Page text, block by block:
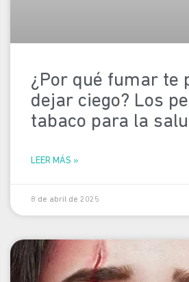
¿Por qué fumar te
dejar ciego? Los
tabaco para la
LEER MÁS »
8 de abril de 2025